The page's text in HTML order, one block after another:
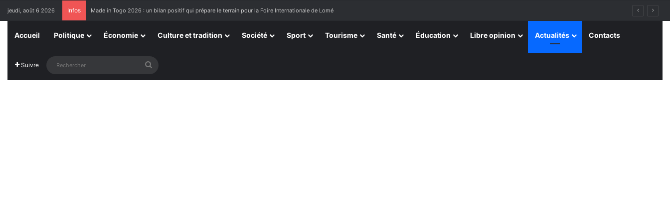
jeudi, août 6 2026 Infos Made in Togo 2026 : un bilan positif qui prépare le terrain pour la Foire Internationale de Lomé
Accueil Politique Économie Culture et tradition Société Sport Tourisme Santé Éducation Libre opinion Actualités Contacts
Suivre